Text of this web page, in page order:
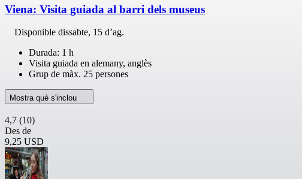
Viena: Visita guiada al barri dels museus
Disponible dissabte, 15 d’ag.
Durada: 1 h
Visita guiada en alemany, anglès
Grup de màx. 25 persones
Mostra què s'inclou
4,7 (10)
Des de
9,25 USD